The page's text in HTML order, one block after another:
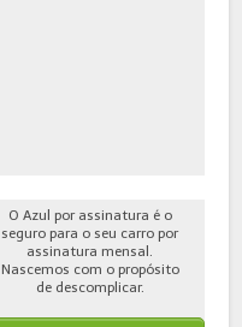
O Azul por assinatura é o
seguro para o seu carro por
assinatura mensal.
Nascemos com o propósito
de descomplicar.